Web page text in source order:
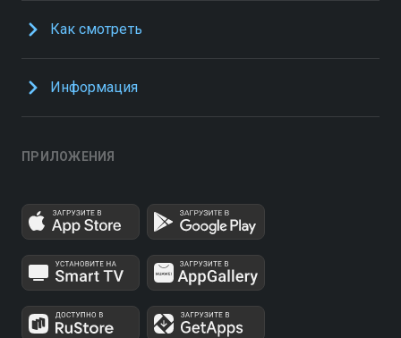
Как смотреть
Информация
ПРИЛОЖЕНИЯ